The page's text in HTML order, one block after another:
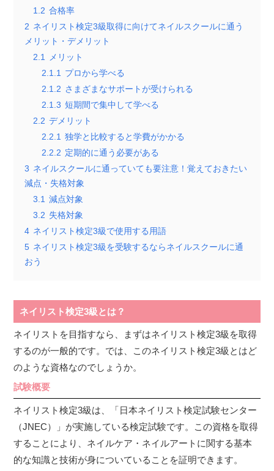
1.2 合格率
2 ネイリスト検定3級取得に向けてネイルスクールに通う
メリット・デメリット
2.1
メリット
2.1.1
プロから学べる
2.1.2 さまざまなサポートが受けられる
2.1.3 短期間で集中して学べる
2.2 デメリット
2.2.1
独学と比較すると学費がかかる
2.2.2 定期的に通う必要がある
3 ネイルスクールに通っていても要注意！覚えておきたい
減点・失格対象
3.1
減点対象
3.2 失格対象
4 ネイリスト検定3級で使用する用語
5 ネイリスト検定3級を受験するならネイルスクールに通
おう
ネイリスト検定3級とは？
ネイリストを目指すなら、まずはネイリスト検定3級を取得
するのが一般的です。では、このネイリスト検定3級とはど
のような資格なのでしょうか。
試験概要
ネイリスト検定3級は、「日本ネイリスト検定試験センター
（JNEC）」が実施している検定試験です。この資格を取得
することにより、ネイルケア・ネイルアートに関する基本
的な知識と技術が身についていることを証明できます。